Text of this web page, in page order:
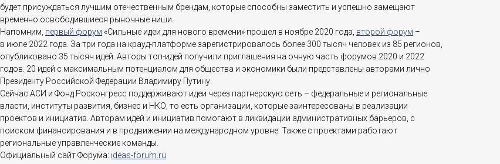
будет присуждаться лучшим отечественным брендам, которые способны заместить и успешно замещают
временно освободившиеся рыночные ниши.
Напомним, первый форум «Сильные идеи для нового времени» прошел в ноябре 2020 года, второй форум –
в июле 2022 года. За три года на крауд-платформе зарегистрировалось более 300 тысяч человек из 85 регионов,
опубликовано 35 тысяч идей. Авторы топ-идей получили приглашения на очную часть форумов 2020 и 2022
годов. 20 идей с максимальным потенциалом для общества и экономики были представлены авторами лично
Президенту Российской Федерации Владимиру Путину.
Сейчас АСИ и Фонд Росконгресс поддерживают идеи через партнерскую сеть – федеральные и региональные
власти, институты развития, бизнес и НКО, то есть организации, которые заинтересованы в реализации
проектов и инициатив. Авторам идей и инициатив помогают в ликвидации административных барьеров, с
поиском финансирования и в продвижении на международном уровне. Также с проектами работают
региональные управленческие команды.
Официальный сайт Форума: ideas-forum.ru